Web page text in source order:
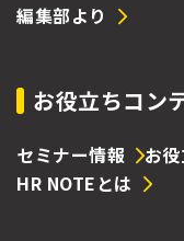
編集部より
お役立ちコン
セミナー情報 お
HR NOTEとは